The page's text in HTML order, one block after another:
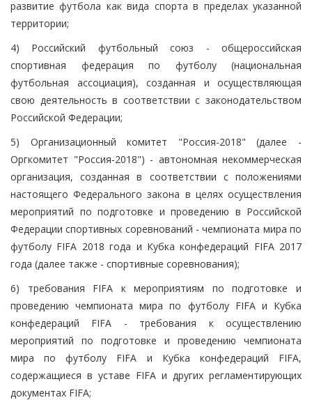
развитие футбола как вида спорта в пределах указанной
территории;
4) Российский футбольный союз - общероссийская
спортивная федерация по футболу (национальная
футбольная ассоциация), созданная и осуществляющая
свою деятельность в соответствии с законодательством
Российской Федерации;
5) Организационный комитет "Россия-2018" (далее -
Оргкомитет "Россия-2018") - автономная некоммерческая
организация, созданная в соответствии с положениями
настоящего Федерального закона в целях осуществления
мероприятий по подготовке и проведению в Российской
Федерации спортивных соревнований - чемпионата мира по
футболу FIFA 2018 года и Кубка конфедераций FIFA 2017
года (далее также - спортивные соревнования);
6) требования FIFA к мероприятиям по подготовке и
проведению чемпионата мира по футболу FIFA и Кубка
конфедераций FIFA - требования к осуществлению
мероприятий по подготовке и проведению чемпионата
мира по футболу FIFA и Кубка конфедераций FIFA,
содержащиеся в уставе FIFA и других регламентирующих
документах FIFA;